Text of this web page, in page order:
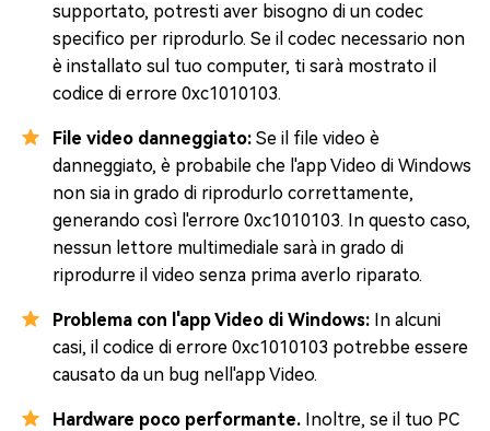
supportato, potresti aver bisogno di un codec
specifico per riprodurlo. Se il codec necessario non
è installato sul tuo computer, ti sarà mostrato il
codice di errore 0xc1010103.
File video danneggiato: Se il file video è
danneggiato, è probabile che l'app Video di Windows
non sia in grado di riprodurlo correttamente,
generando così l'errore 0xc1010103. In questo caso,
nessun lettore multimediale sarà in grado di
riprodurre il video senza prima averlo riparato.
Problema con l'app Video di Windows: In alcuni
casi, il codice di errore 0xc1010103 potrebbe essere
causato da un bug nell'app Video.
Hardware poco performante. Inoltre, se il tuo PC